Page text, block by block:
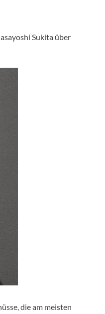
Sukita über
die am meisten